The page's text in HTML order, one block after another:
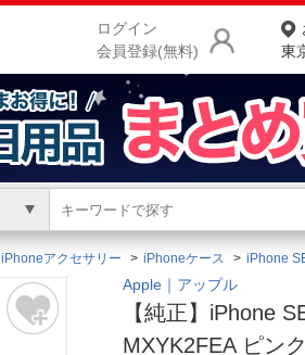
ログイン
会員登録(無料)
東
商品
ランキ
iPhoneアクセサリー iPhoneケース iPhone
Apple｜アップル
【純正】iPhone
MXYK2FEA ピン